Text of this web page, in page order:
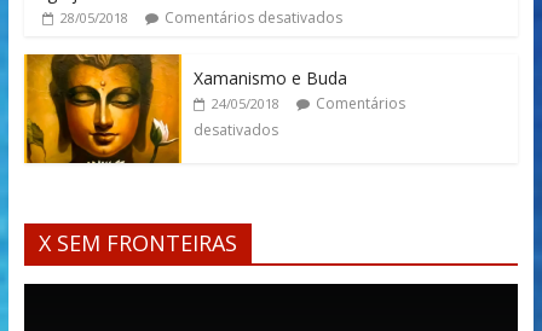
28/05/2018 Comentários desativados
Xamanismo e Buda
24/05/2018
Comentários
desativados
X SEM FRONTEIRAS